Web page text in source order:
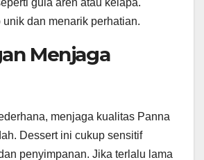
gula aren atau kelapa.
dan menarik perhatian.
Menjaga
menjaga kualitas Panna
Dessert ini cukup sensitif
penyimpanan. Jika terlalu lama